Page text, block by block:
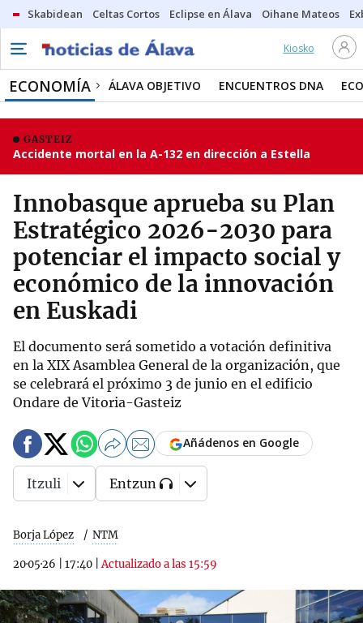
Skabidean Celtas Cortos Eclipse en Álava Oihane Mateos
Kiosko
ECONOMÍA ÁLAVA OBJETIVO ENCUENTROS DNA
GASTEIZ
Accidente mortal en la A-132 en dirección a Estella
Innobasque aprueba su Plan
Estratégico 2026-2030 para
potenciar el impacto social y
económico de la innovación
en Euskadi
El documento será sometido a votación definitiva
en la XIX Asamblea General de la organización, que
se celebrará el próximo 3 de junio en el edificio
Ondare de Vitoria-Gasteiz
Borja López NTM
20·05·26 17:40 |Actualizado a las 15:59
Añádenos en Google
Itzuli Entzun